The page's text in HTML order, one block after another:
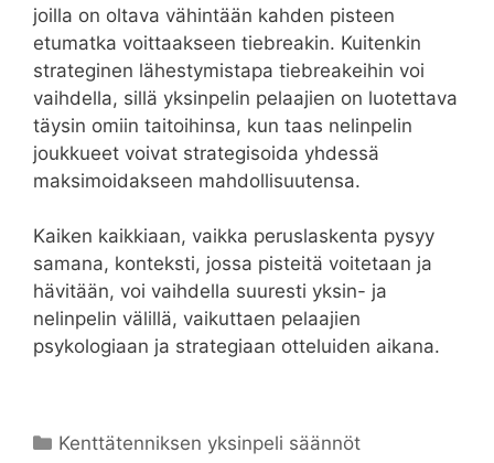
joilla on oltava vähintään kahden pisteen
etumatka voittaakseen tiebreakin. Kuitenkin
strateginen lähestymistapa tiebreakeihin voi
vaihdella, sillä yksinpelin pelaajien on luotettava
täysin omiin taitoihinsa, kun taas nelinpelin
joukkueet voivat strategisoida yhdessä
maksimoidakseen mahdollisuutensa.
Kaiken kaikkiaan, vaikka peruslaskenta pysyy
samana, konteksti, jossa pisteitä voitetaan ja
hävitään, voi vaihdella suuresti yksin- ja
nelinpelin välillä, vaikuttaen pelaajien
psykologiaan ja strategiaan otteluiden aikana.
Categories
Kenttätenniksen yksinpeli säännöt